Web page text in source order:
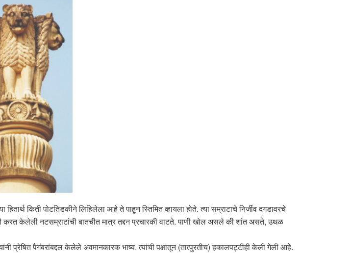
किती पोटतिडकीने लिहिलेला आहे ते पाहून स्तिमित व्हायला होते. त्या सम्राटाचे निर्जीव दगडावरचे
केलेली नटसम्राटांची बातचीत मात्र तद्दन प्रचारकी वाटते. पाणी खोल असले की शांत असते, उथळ
प्रेषित पैगंबरांबद्दल केलेले अवमानकारक भाष्य. त्यांची पक्षातून (तात्पुरतीच) हकालपट्टीही केली गेली आहे.